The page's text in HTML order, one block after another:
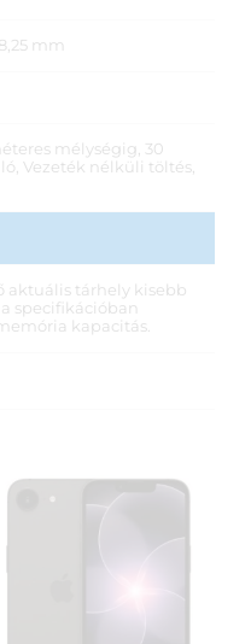
mm
mélységig, 30
Vezeték nélküli töltés,
aktuális tárhely kisebb
specifikációban
kapacitás.